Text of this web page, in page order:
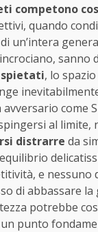
competono
quando
un’intera
sanno
, lo
come
al limite,
distrarre da
e nessuno
di abbassare la
potrebbe
punto